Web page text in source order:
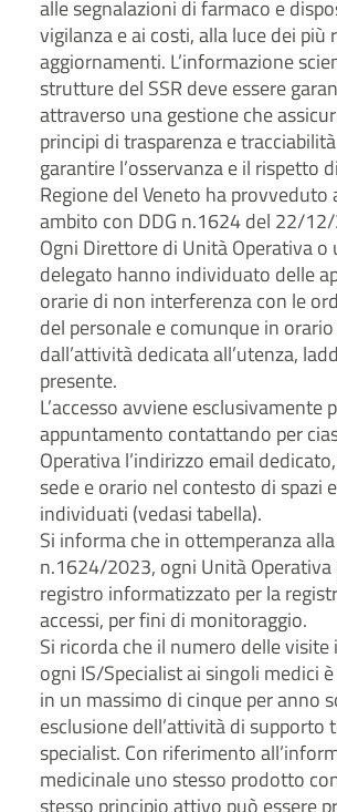
alle segnalazioni di farmaco e
vigilanza e ai costi, alla luce dei più
aggiornamenti. L’informazione
strutture del SSR deve essere
attraverso una gestione che
principi di trasparenza e
garantire l’osservanza e il rispetto
Regione del Veneto ha provveduto
ambito con DDG n.1624 del 22/
Ogni Direttore di Unità Operativa o
delegato hanno individuato delle
orarie di non interferenza con le
del personale e comunque in
dall’attività dedicata all’utenza,
presente.
L’accesso avviene esclusivamente
appuntamento contattando per
Operativa l’indirizzo email
sede e orario nel contesto di spazi
individuati (vedasi tabella).
Si informa che in ottemperanza alla
n.1624/2023, ogni Unità Operativa
registro informatizzato per la
accessi, per fini di monitoraggio.
Si ricorda che il numero delle
ogni IS/Specialist ai singoli medici
in un massimo di cinque per anno
esclusione dell’attività di supporto
specialist. Con riferimento
medicinale uno stesso prodotto
stesso principio attivo può essere